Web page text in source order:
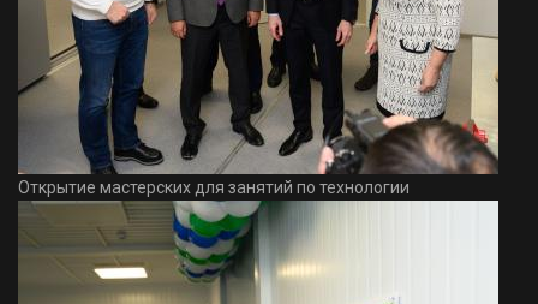
Открытие мастерских для занятий по технологии